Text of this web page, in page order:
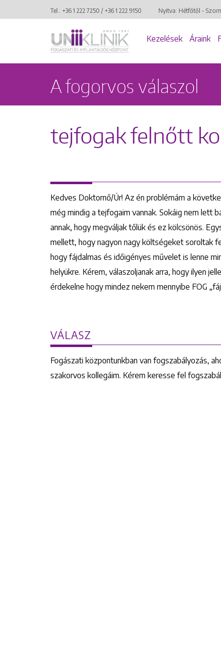
Tel.: +36 1 222 7250 / +36 1 222 9150 Nyitva: Hétfőtől -
Kezelések Áraink
A fogorvos válaszol
tejfogak felnőtt
Kedves Doktornő/Úr! Az én problémám a
még mindig a tejfogaim vannak. Sokáig nem lett
annak, hogy megváljak tőlük és ez kölcsönös.
mellett, hogy nagyon nagy költségeket soroltak
hogy fájdalmas és időigényes művelet is lenne
helyükre. Kérem, válaszoljanak arra, hogy ilyen
érdekelne hogy mindez nekem mennyibe FOG
VÁLASZ
Fogászati központunkban van fogszabályozás,
szakorvos kollegáim. Kérem keresse fel